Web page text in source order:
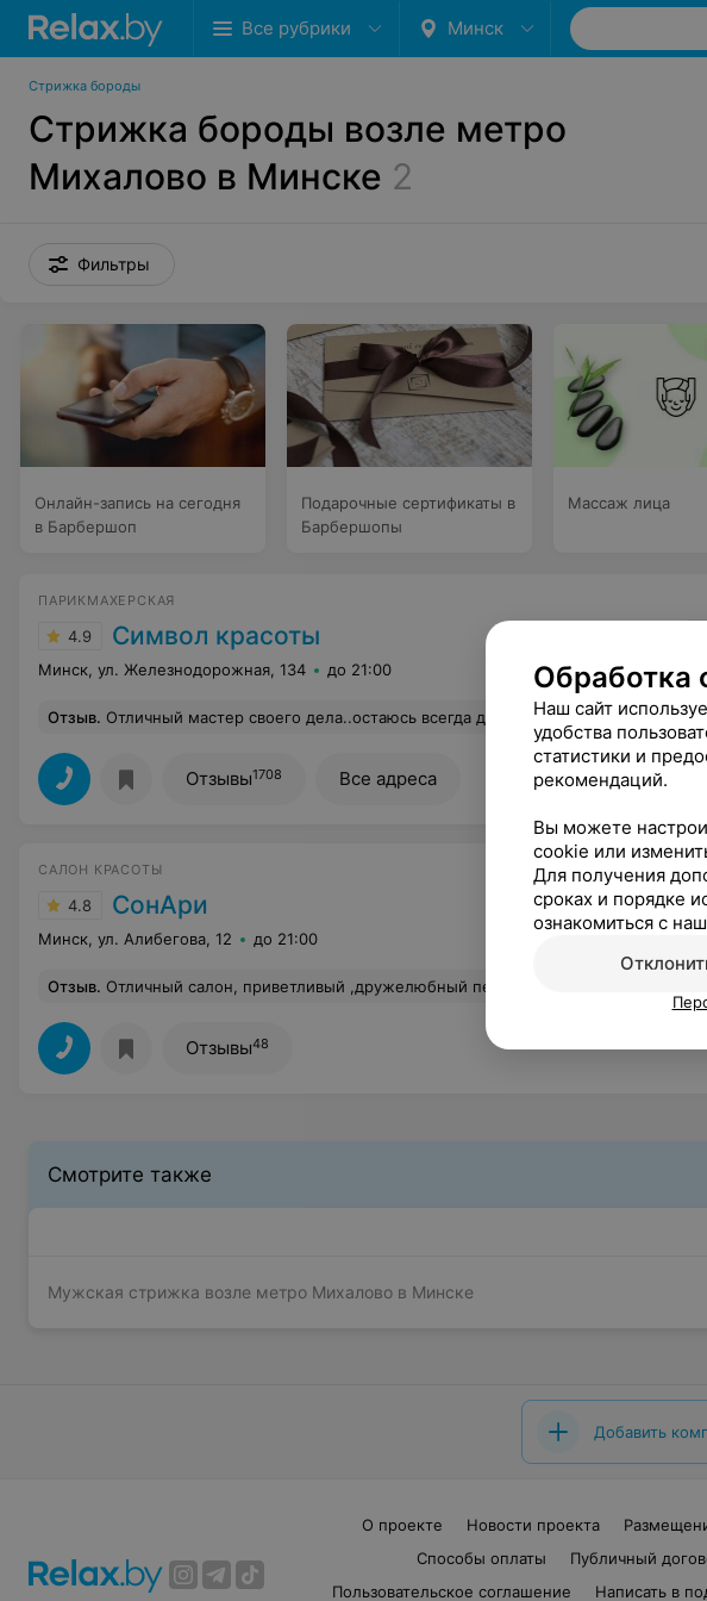
Все рубрики Минск
Стрижка бороды
Стрижка бороды возле метро
Михалово в Минске 2
Фильтры
Онлайн-запись на сегодня
в Барбершоп
Подарочные сертификаты в
Барбершопы
Массаж лица
ПАРИКМАХЕРСКАЯ
4.9 Символ красоты
Минск, ул. Железнодорожная, 134 до 21:00
Отзыв. Отличный мастер своего дела..остаюсь всегда довольна результатом.Можно смело довериться и тихонечко
Отзывы1708 Все адреса
САЛОН КРАСОТЫ
4.8 СонАри
Минск, ул. Алибегова, 12 до 21:00
Отзыв. Отличный салон, приветливый ,дружелюбный персонал и самое главное профессионалы своего дела . Постоянно хожу к ним. Спасибо вам!!! Всегда доволен их работой
Отзывы48
Смотрите также
Мужская стрижка возле метро Михалово в Минске
Добавить
О проекте Новости проекта
Способы оплаты
Публичный
Пользовательское соглашение
Написать в
Обработка
Наш сайт
удобства
статистики и
рекомендаций.
Вы можете
cookie или
Для получения
сроках и порядке
ознакомиться с